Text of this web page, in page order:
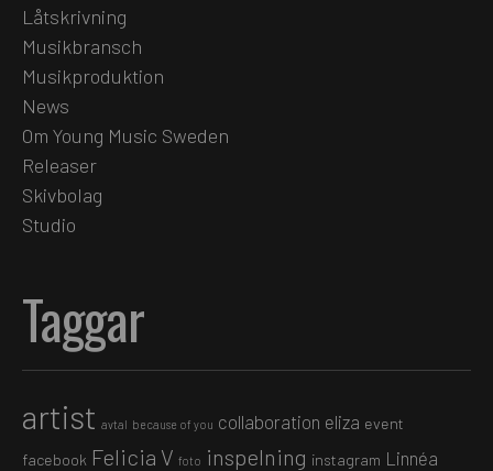
Låtskrivning
Musikbransch
Musikproduktion
News
Om Young Music Sweden
Releaser
Skivbolag
Studio
Taggar
artist avtal because of you collaboration eliza event
facebook Felicia V foto inspelning instagram Linnéa